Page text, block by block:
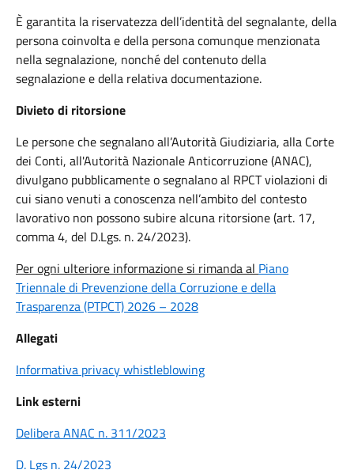
È garantita la riservatezza dell’identità del segnalante, della
persona coinvolta e della persona comunque menzionata
nella segnalazione, nonché del contenuto della
segnalazione e della relativa documentazione.
Divieto di ritorsione
Le persone che segnalano all’Autorità Giudiziaria, alla Corte
dei Conti, all'Autorità Nazionale Anticorruzione (ANAC),
divulgano pubblicamente o segnalano al RPCT violazioni di
cui siano venuti a conoscenza nell’ambito del contesto
lavorativo non possono subire alcuna ritorsione (art. 17,
comma 4, del D.Lgs. n. 24/2023).
Per ogni ulteriore informazione si rimanda al Piano
Triennale di Prevenzione della Corruzione e della
Trasparenza (PTPCT) 2026 – 2028
Allegati
Informativa privacy whistleblowing
Link esterni
Delibera ANAC n. 311/2023
D. Lgs n. 24/2023